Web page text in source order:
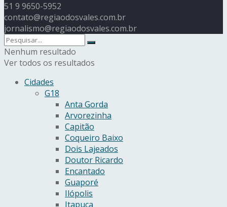
51 9 9650-5952
contato@regiaodosvales.com.br
jornalismo@regiaodosvales.com.br
Nenhum resultado
Ver todos os resultados
Cidades
G18
Anta Gorda
Arvorezinha
Capitão
Coqueiro Baixo
Dois Lajeados
Doutor Ricardo
Encantado
Guaporé
Ilópolis
Itapuca